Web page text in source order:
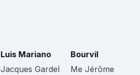
Luis Mariano
Jacques Gardel
Bourvil
Me Jérôme